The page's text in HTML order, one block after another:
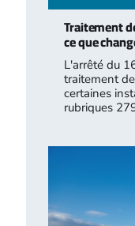
Traitement
ce que
L'arrêté du
traitement
certaines
rubriques